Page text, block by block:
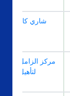
شاري كار
مركز الزامل
لتأهيل